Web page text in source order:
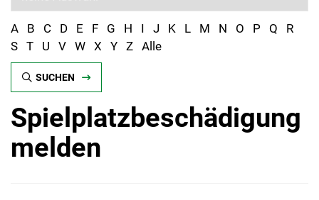
A B C D E F G H I J K L M N O P Q
R
S T U V W X Y Z Alle
SUCHEN
Spielplatzbeschädigung
melden